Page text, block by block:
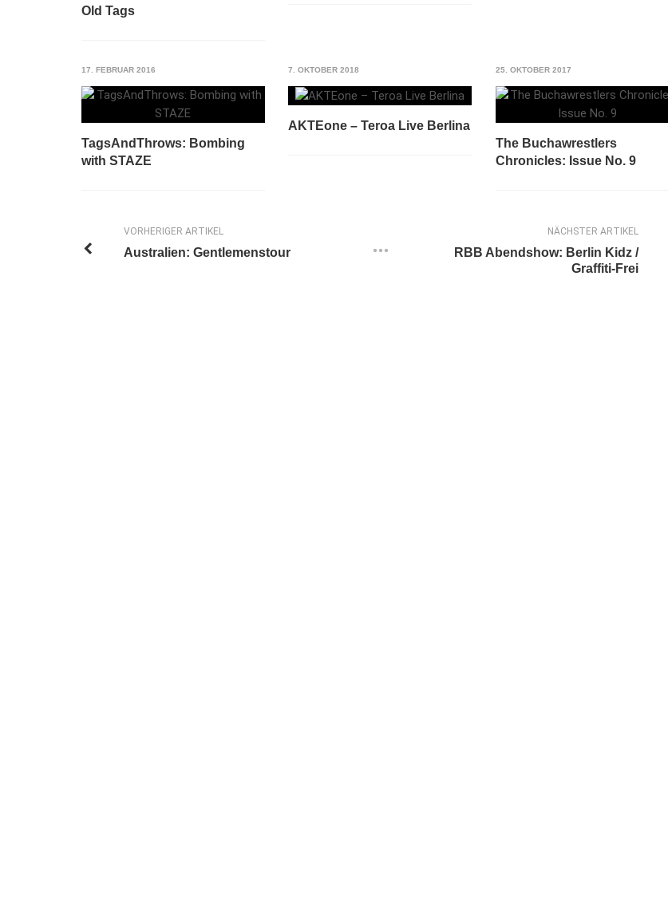
Old Tags
17. FEBRUAR 2016
TagsAndThrows: Bombing
with STAZE
7. OKTOBER 2018
AKTEone – Teroa Live Berlina
25. OKTOBER 2017
The Buchawrestlers
Chronicles: Issue No. 9
NÄCHSTER ARTIKEL
RBB Abendshow: Berlin Kidz /
Graffiti-Frei
VORHERIGER ARTIKEL
Australien: Gentlemenstour